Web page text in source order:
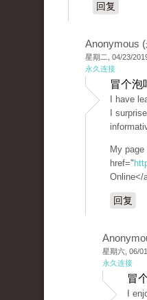
回复
Anonymous
星期二, 04/23/
永久连接
冒个泡
I have
I
My page
href="
Online</
回复
星期六, 06/
永久连接
冒
I